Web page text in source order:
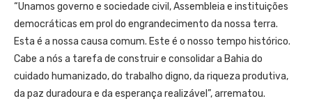
“Unamos governo e sociedade civil, Assembleia e instituições
democráticas em prol do engrandecimento da nossa terra.
Esta é a nossa causa comum. Este é o nosso tempo histórico.
Cabe a nós a tarefa de construir e consolidar a Bahia do
cuidado humanizado, do trabalho digno, da riqueza produtiva,
da paz duradoura e da esperança realizável”, arrematou.